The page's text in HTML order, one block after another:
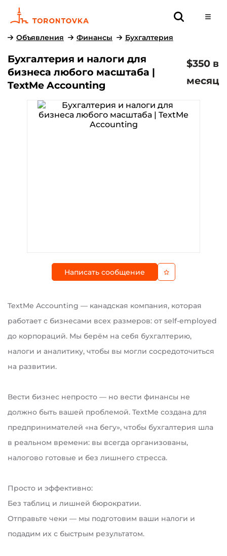
Объявления Финансы Бухгалтерия
Бухгалтерия и налоги для
бизнеса любого масштаба |
TextMe Accounting
$350 в
месяц
Написать сообщение
TextMe Accounting — канадская компания, которая
работает с бизнесами всех размеров: от self-employed
до корпораций. Мы берём на себя бухгалтерию,
налоги и аналитику, чтобы вы могли сосредоточиться
на развитии.
Вести бизнес непросто — но вести финансы не
должно быть вашей проблемой. TextMe создана для
предпринимателей «на бегу», чтобы бухгалтерия шла
в реальном времени: вы всегда организованы,
налогово готовые и без лишнего стресса.
Просто и эффективно:
Без таблиц и лишней бюрократии.
Отправьте чеки — мы подготовим ваши налоги и
подадим их с быстрым результатом.